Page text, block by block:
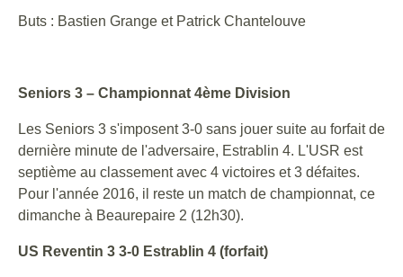
Buts : Bastien Grange et Patrick Chantelouve
Seniors 3 – Championnat 4ème Division
Les Seniors 3 s'imposent 3-0 sans jouer suite au forfait de
dernière minute de l'adversaire, Estrablin 4. L'USR est
septième au classement avec 4 victoires et 3 défaites.
Pour l'année 2016, il reste un match de championnat, ce
dimanche à Beaurepaire 2 (12h30).
US Reventin 3 3-0 Estrablin 4 (forfait)